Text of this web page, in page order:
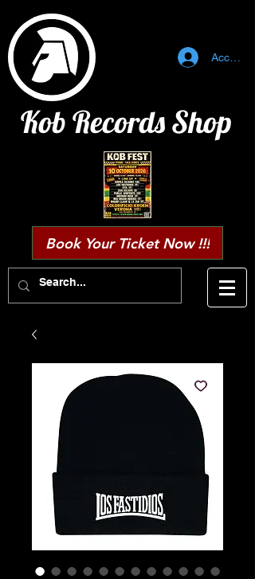
Accedi
Kob Records Shop
Book Your Ticket Now !!!